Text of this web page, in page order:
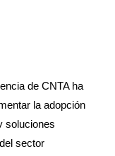
de CNTA ha
la adopción
soluciones
sector